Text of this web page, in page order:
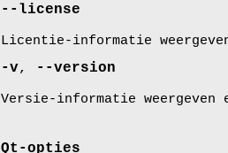
--license
Licentie-informatie
-v, --version
Versie-informatie weergeven
Qt-opties